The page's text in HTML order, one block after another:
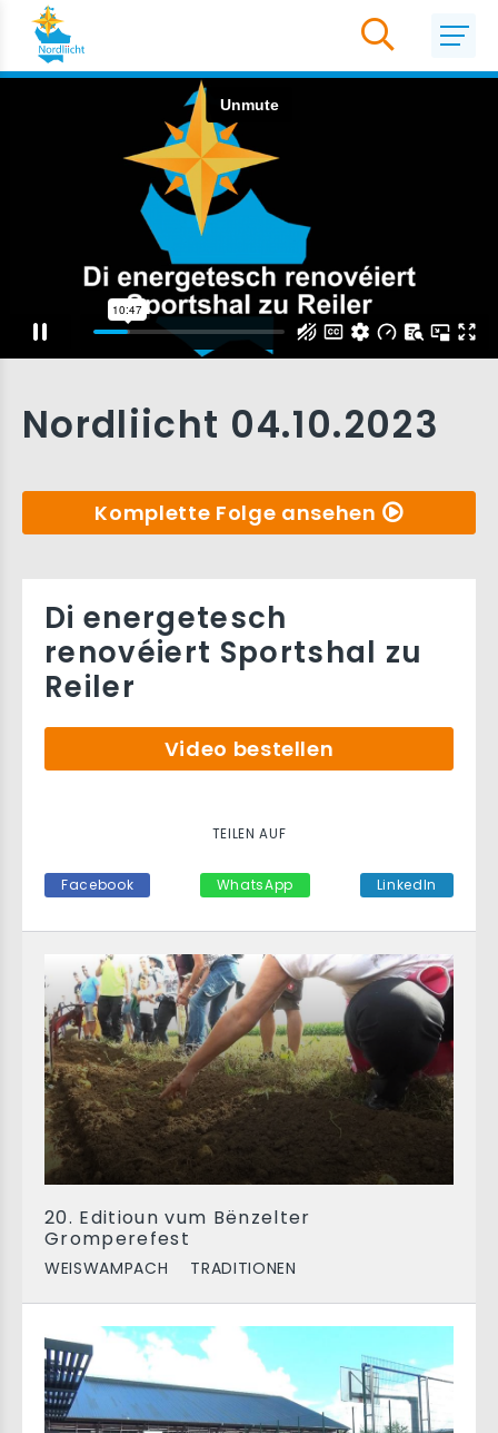
Nordliicht 04.10.2023
Komplette Folge ansehen
20. Editioun vum Bënzelter
Gromperefest
WEISWAMPACH TRADITIONEN
Di energetesch
renovéiert Sportshal zu
Reiler
Video bestellen
TEILEN AUF
Facebook WhatsApp LinkedIn